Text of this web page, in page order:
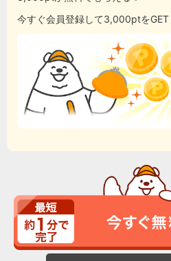
今すぐ会員登録して3,000ptをGET